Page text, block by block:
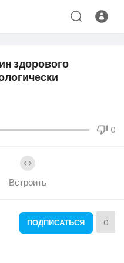
здорового
0
Встроить
ПОДПИСАТЬСЯ 0